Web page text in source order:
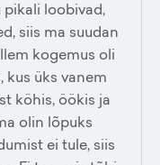
pikali loobivad,
siis ma suudan
kogemus oli
kus üks vanem
köhis, öökis ja
olin lõpuks
ei tule, siis